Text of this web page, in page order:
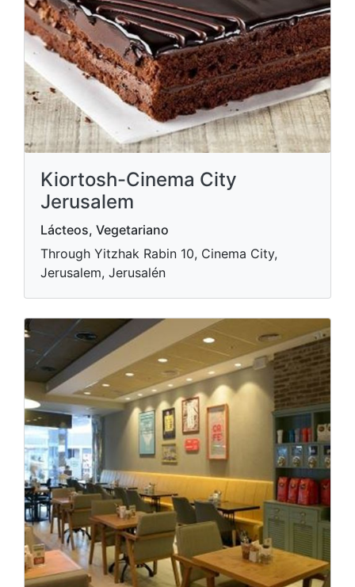
Kiortosh-Cinema City
Jerusalem
Lácteos, Vegetariano
Through Yitzhak Rabin 10, Cinema City,
Jerusalem, Jerusalén